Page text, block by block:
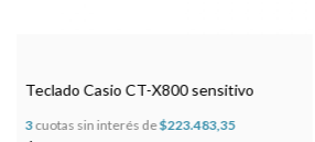
Teclado Casio CT-X800 sensitivo
3cuotas sin interés de$223.483,35